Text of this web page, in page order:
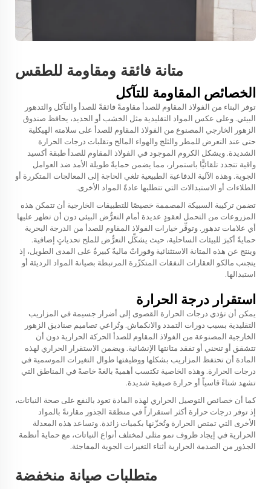
متانة فائقة ومقاومة للطقس
الخصائص المقاومة للتآكل
توفر البناء من الفولاذ المقاوم للصدأ مقاومةً فائقةً للصدأ والتآكل والتدهور
البيئي. وعلى عكس المواد التقليدية مثل الخشب أو الحديد، يحافظ صندوق
الزهور الخارجي المصنوع من الفولاذ المقاوم للصدأ على سلامته الهيكلية
حتى عند التعرض للمطر والثلج والهواء المالح وتقلبات درجات الحرارة
الشديدة. ويشكل الكروم الموجود في الفولاذ المقاوم للصدأ طبقة أكسيد
واقية تتجدد تلقائيًّا باستمرار، مما يضمن حمايةً طويلة الأمد ضد العوامل
الجوية. وهذه الآلية الدفاعية الطبيعية تلغي الحاجة إلى المعالجات المتكررة أو
الطلاءات أو الاستبدالات التي تتطلبها عادةً المواد الأخرى.
تضمن تركيبة السبيكة المصممة خصيصًا للتطبيقات الخارجية أن تتمكن هذه
المزروعات من التحمل لعقودٍ عديدة أمام التعرُّض البيئي دون أن تظهر عليها
أي علامات تدهور. وتوفِّر خيارات الفولاذ المقاوم للصدأ من الدرجة البحرية
حمايةً أكبرَ للبيئات الساحلية، حيث يشكِّل التعرُّض للملح تحدياتٍ إضافية.
وينتج عن هذه المتانة الاستثنائية وفوراتٌ ماليةٌ كبيرةٌ على المدى الطويل، إذ
يتجنب مالكو العقارات النفقات المتكرِّرة المرتبطة بصيانة المواد الرديئة أو
استبدالها.
استقرار درجة الحرارة
يمكن أن تؤدي درجات الحرارة القصوى إلى أضرار جسيمة في المزاريب
التقليدية بسبب دورات التمدد والانكماش. وتُراعي تصاميم صناديق الزهور
الخارجية المصنوعة من الفولاذ المقاوم للصدأ الحركة الحرارية دون أن
تتشقق أو تنحني أو تفقد متانتها الإنشائية. ويضمن الاستقرار الحراري لهذه
المادة أن تحتفظ المزاريب بشكلها ووظيفتها طوال التغيرات الموسمية في
درجات الحرارة. وهذه الخاصية تكتسب أهميةً بالغةً خاصةً في المناطق التي
تشهد شتاءً قاسياً أو حرارة صيفية شديدة.
كما أن خصائص التوصيل الحراري لهذه المادة تعود بالنفع على صحة النباتات،
إذ توفر درجات حرارة أكثر استقراراً في منطقة الجذور مقارنةً بالمواد
الأخرى التي تمتص الحرارة وتُخزّنها بكميات زائدة. وتساعد هذه المعدلة
الحرارية في إيجاد ظروف نمو مثلى لمختلف أنواع النباتات، مع حماية أنظمة
الجذور من الصدمة الحرارية أثناء التغيرات الجوية المفاجئة.
متطلبات صيانة منخفضة